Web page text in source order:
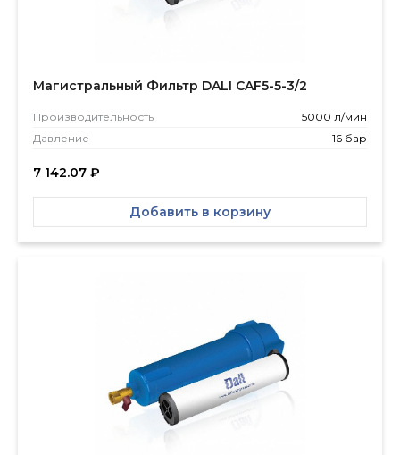
Магистральный Фильтр DALI CAF5-5-3/2
Производитель­ность
5000 л/мин
Давление
16 бар
7 142.07 ₽
Добавить в корзину